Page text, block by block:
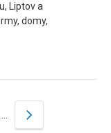
Liptov a
domy,